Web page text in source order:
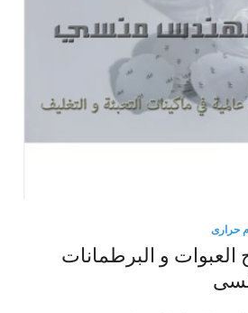
حرارى
و البرطمانات